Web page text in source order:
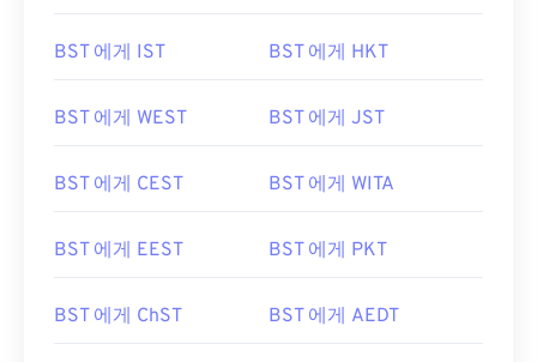
BST 에게 IST BST 에게 HKT
BST 에게 WEST BST 에게 JST
BST 에게 CEST BST 에게 WITA
BST 에게 EEST BST 에게 PKT
BST 에게 ChST BST 에게 AEDT